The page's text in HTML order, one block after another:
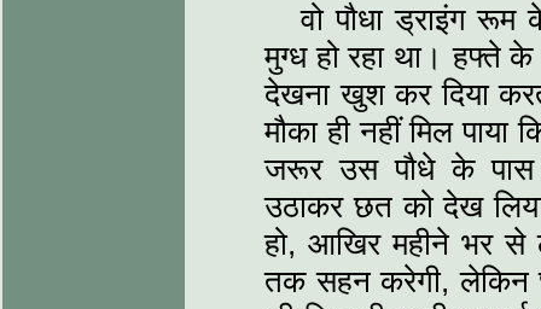
वो पौधा ड्राइंग
मुग्ध हो रहा था। हफ्ते
देखना खुश कर दिया
मौका ही नहीं मिल
जरूर उस पौधे के पास
उठाकर छत को देख
हो, आखिर महीने भर से
तक सहन करेगी, लेकिन